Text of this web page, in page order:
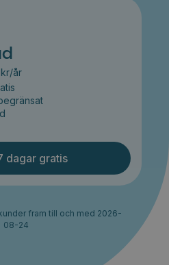
år
dagar gratis
fram till och med 2026-
08-24